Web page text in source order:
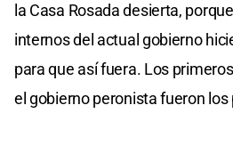
la Casa Rosada desierta,
internos del actual gobierno
para que así fuera. Los
el gobierno peronista fueron los